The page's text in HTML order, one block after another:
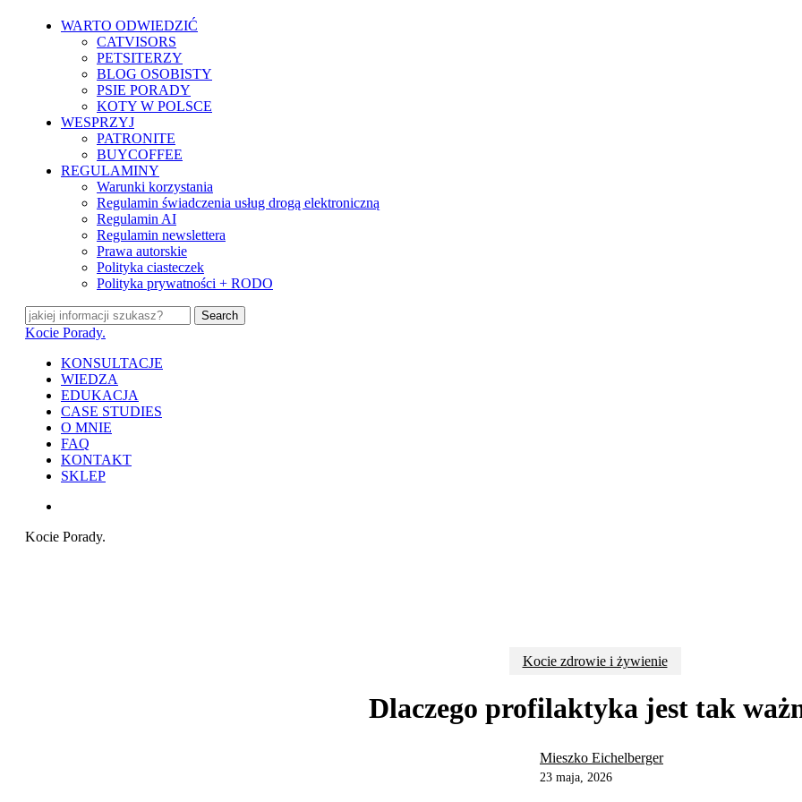
WARTO ODWIEDZIĆ
CATVISORS
PETSITERZY
BLOG OSOBISTY
PSIE PORADY
KOTY W POLSCE
WESPRZYJ
PATRONITE
BUYCOFFEE
REGULAMINY
Warunki korzystania
Regulamin świadczenia usług drogą elektroniczną
Regulamin AI
Regulamin newslettera
Prawa autorskie
Polityka ciasteczek
Polityka prywatności + RODO
Search
Close
Kocie Porady.
search
Menu
KONSULTACJE
WIEDZA
EDUKACJA
CASE STUDIES
O MNIE
FAQ
KONTAKT
SKLEP
Kocie Porady.
Kocie zdrowie i żywienie
Dlaczego profilaktyka jest tak
Mieszko Eichelberger
23 maja, 2026